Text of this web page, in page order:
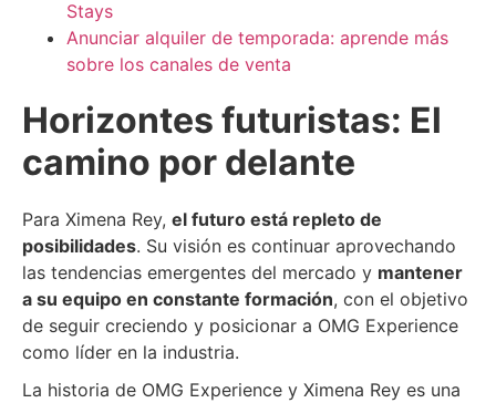
Stays
Anunciar alquiler de temporada: aprende más
sobre los canales de venta
Horizontes futuristas: El
camino por delante
Para Ximena Rey, el futuro está repleto de
posibilidades. Su visión es continuar aprovechando
las tendencias emergentes del mercado y mantener
a su equipo en constante formación, con el objetivo
de seguir creciendo y posicionar a OMG Experience
como líder en la industria.
La historia de OMG Experience y Ximena Rey es una